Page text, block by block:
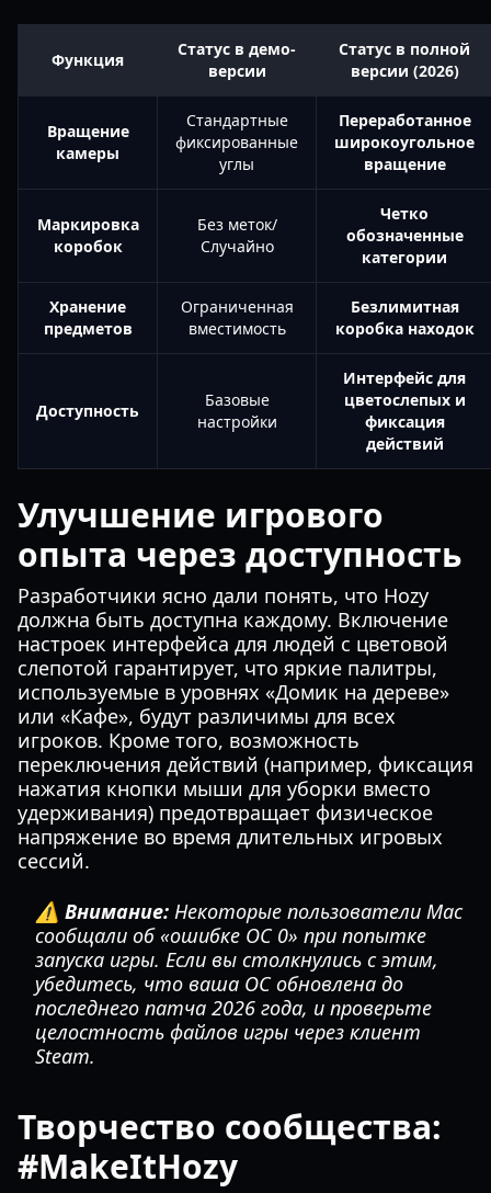
Функция
Статус в демо-
версии
Статус в полной
версии (2026)
Вращение
камеры
Стандартные
фиксированные
углы
Переработанное
широкоугольное
вращение
Маркировка
коробок
Без меток/
Случайно
Четко
обозначенные
категории
Хранение
предметов
Ограниченная
вместимость
Безлимитная
коробка находок
Доступность
Базовые
настройки
Интерфейс для
цветослепых и
фиксация
действий
Улучшение игрового
опыта через доступность
Разработчики ясно дали понять, что Hozy
должна быть доступна каждому. Включение
настроек интерфейса для людей с цветовой
слепотой гарантирует, что яркие палитры,
используемые в уровнях «Домик на дереве»
или «Кафе», будут различимы для всех
игроков. Кроме того, возможность
переключения действий (например, фиксация
нажатия кнопки мыши для уборки вместо
удерживания) предотвращает физическое
напряжение во время длительных игровых
сессий.
⚠️ Внимание: Некоторые пользователи Mac
сообщали об «ошибке ОС 0» при попытке
запуска игры. Если вы столкнулись с этим,
убедитесь, что ваша ОС обновлена до
последнего патча 2026 года, и проверьте
целостность файлов игры через клиент
Steam.
Творчество сообщества:
#MakeItHozy